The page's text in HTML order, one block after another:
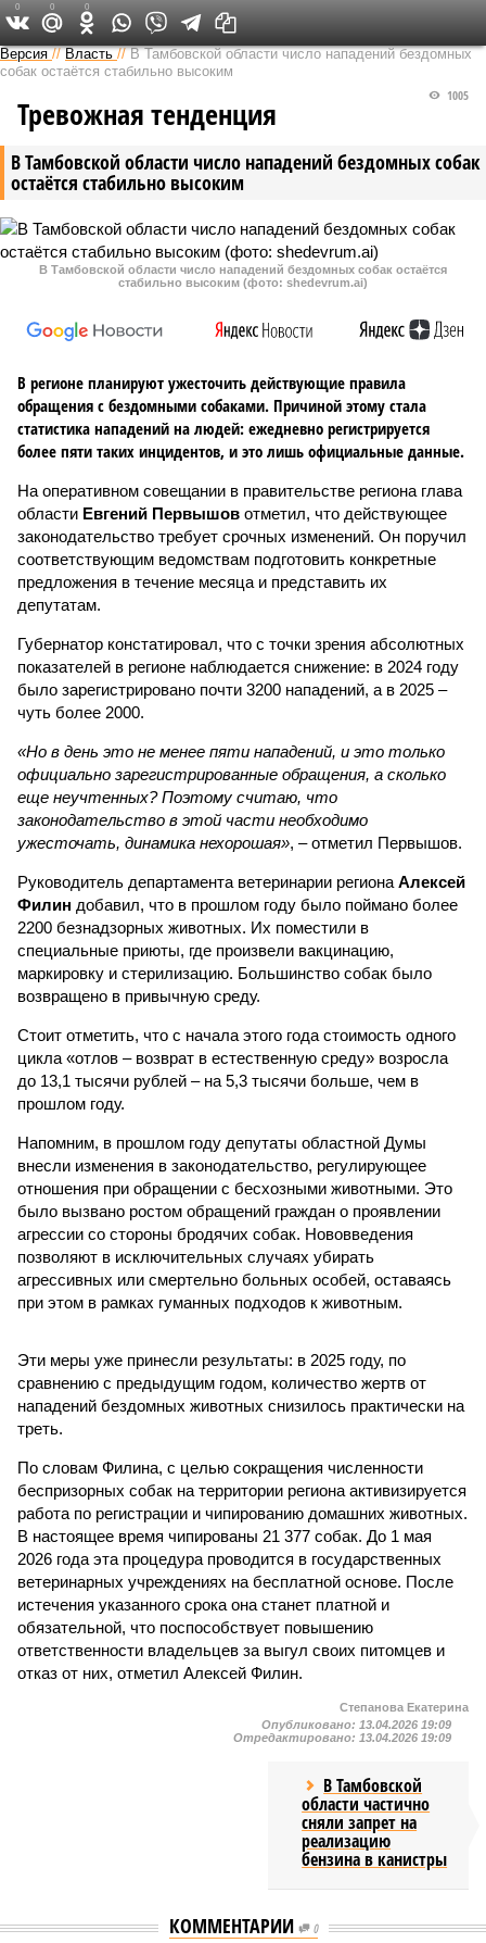
Версия в Тамбове
Версия //Власть //В Тамбовской области число нападений бездомных
собак остаётся стабильно высоким
В Тамбовской области число нападений бездомных собак
остаётся стабильно высоким
1005
Тревожная тенденция
В Тамбовской области число нападений бездомных собак остаётся
стабильно высоким (фото: shedevrum.ai)
В регионе планируют ужесточить действующие правила
обращения с бездомными собаками. Причиной этому стала
статистика нападений на людей: ежедневно регистрируется
более пяти таких инцидентов, и это лишь официальные данные.
На оперативном совещании в правительстве региона глава
области Евгений Первышов отметил, что действующее
законодательство требует срочных изменений. Он поручил
соответствующим ведомствам подготовить конкретные
предложения в течение месяца и представить их
депутатам.
Губернатор констатировал, что с точки зрения абсолютных
показателей в регионе наблюдается снижение: в 2024 году
было зарегистрировано почти 3200 нападений, а в 2025 –
чуть более 2000.
«Но в день это не менее пяти нападений, и это только
официально зарегистрированные обращения, а сколько
еще неучтенных? Поэтому считаю, что
законодательство в этой части необходимо
ужесточать, динамика нехорошая», – отметил Первышов.
Руководитель департамента ветеринарии региона Алексей
Филин добавил, что в прошлом году было поймано более
2200 безнадзорных животных. Их поместили в
специальные приюты, где произвели вакцинацию,
маркировку и стерилизацию. Большинство собак было
возвращено в привычную среду.
Стоит отметить, что с начала этого года стоимость одного
цикла «отлов – возврат в естественную среду» возросла
до 13,1 тысячи рублей – на 5,3 тысячи больше, чем в
прошлом году.
Напомним, в прошлом году депутаты областной Думы
внесли изменения в законодательство, регулирующее
отношения при обращении с бесхозными животными. Это
было вызвано ростом обращений граждан о проявлении
агрессии со стороны бродячих собак. Нововведения
позволяют в исключительных случаях убирать
агрессивных или смертельно больных особей, оставаясь
при этом в рамках гуманных подходов к животным.
Эти меры уже принесли результаты: в 2025 году, по
сравнению с предыдущим годом, количество жертв от
нападений бездомных животных снизилось практически на
треть.
По словам Филина, с целью сокращения численности
беспризорных собак на территории региона активизируется
работа по регистрации и чипированию домашних животных.
В настоящее время чипированы 21 377 собак. До 1 мая
2026 года эта процедура проводится в государственных
ветеринарных учреждениях на бесплатной основе. После
истечения указанного срока она станет платной и
обязательной, что поспособствует повышению
ответственности владельцев за выгул своих питомцев и
отказ от них, отметил Алексей Филин.
0 0 0
Степанова Екатерина
Опубликовано: 13.04.2026 19:09
Отредактировано: 13.04.2026 19:09
В Тамбовской
области частично
сняли запрет на
реализацию
бензина в канистры
КОММЕНТАРИИ 0